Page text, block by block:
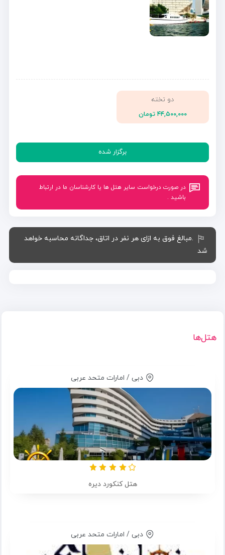
دو تخته
۴۴,۵۰۰,۰۰۰ تومان
برگزار شده
در صورت درخواست سایر هتل ها یا کارشناسان ما در ارتباط
باشید .
.مبالغ فوق به ازای هر نفر در اتاق، جداگانه محاسبه خواهد
شد
هتل‌ها
دبی / امارات متحد عربی
هتل کنکورد دیره
دبی / امارات متحد عربی